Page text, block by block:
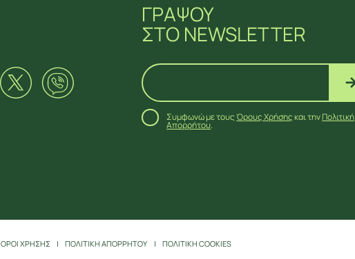
ΓΡΑΨΟΥ
ΣΤΟ NEWSLETTER
Συμφωνώ με τουςΌρους Χρήσηςκαι τηνΠολιτική
Απορρήτου.
ΟΡΟΙ ΧΡΗΣΗΣ ΠΟΛΙΤΙΚΗ ΑΠΟΡΡΗΤΟΥ ΠΟΛΙΤΙΚΗ COOKIES